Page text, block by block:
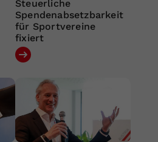
Steuerliche
Spendenabsetzbarkeit
für Sportvereine
fixiert